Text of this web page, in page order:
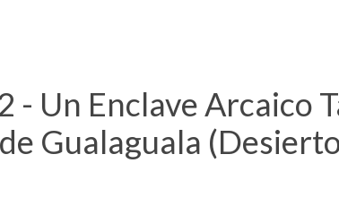
- Un Enclave Arcaico
Gualaguala